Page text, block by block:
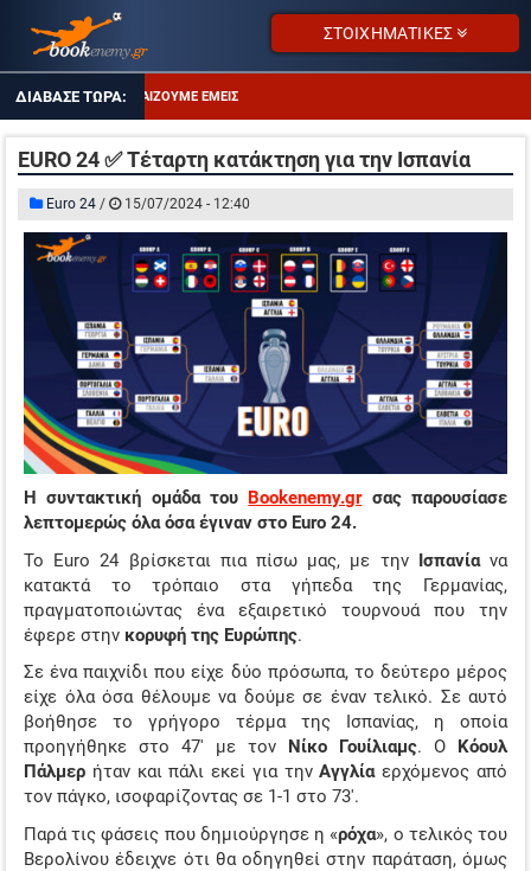
ΣΤΟΙΧΗΜΑΤΙΚΕΣ
ΤΙ ΠΑΙΖΟΥΜΕ ΕΜΕΙΣ
ΑΠΟΔΌΣΕΙΣ ΣΕ ΠΤΏΣΗ
ΤΖΊΡΟΙ ΣΤΟΙΧΉΜΑΤΟΣ
ΠΡΟΤΕΙΝΌΜΕΝΑ SITES
ΠΡΌΓΡΑΜΜΑ TV
ΤΣΑΓΚΑΡΟΔΕΥΤΕΡΑ…
ΤΙ ΠΑΙΖΟΥΜΕ ΕΜΕΙΣ
ΑΠΟΔΌΣΕΙΣ ΣΕ ΠΤΏΣΗ
ΕΠΙΜΕΝΩ ΣΤΑ OVER 2.5
ΤΖΊΡΟΙ ΣΤΟΙΧΉΜΑΤΟΣ
ΠΡΟΤΕΙΝΌΜΕΝΑ SITES
ΠΡΌΓΡΑΜΜΑ TV
ΤΣΑΓΚΑΡΟΔΕΥΤΕΡΑ…
EURO 24 ✅ Τέταρτη κατάκτηση για την Ισπανία
Euro 24 / 15/07/2024 - 12:40
Η συντακτική ομάδα του Bookenemy.grσας παρουσίασε
λεπτομερώς όλα όσα έγιναν στο Euro 24.
To Euro 24 βρίσκεται πια πίσω μας, με την Ισπανίανα
κατακτά το τρόπαιο στα γήπεδα της Γερμανίας,
πραγματοποιώντας ένα εξαιρετικό τουρνουά που την
έφερε στην κορυφή της Ευρώπης.
Σε ένα παιχνίδι που είχε δύο πρόσωπα, το δεύτερο μέρος
είχε όλα όσα θέλουμε να δούμε σε έναν τελικό. Σε αυτό
βοήθησε το γρήγορο τέρμα της Ισπανίας, η οποία
προηγήθηκε στο 47′ με τον Νίκο Γουίλιαμς. Ο Κόουλ
Πάλμερ ήταν και πάλι εκεί για τηνΑγγλίαερχόμενος από
τον πάγκο, ισοφαρίζοντας σε 1-1 στο 73′.
Παρά τις φάσεις που δημιούργησε η «ρόχα», ο τελικός του
Βερολίνου έδειχνε ότι θα οδηγηθεί στην παράταση, όμως